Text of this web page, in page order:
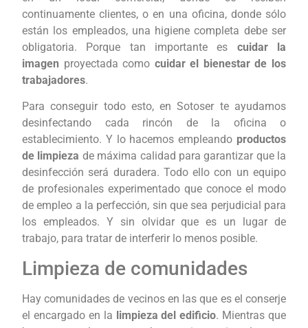
continuamente clientes, o en una oficina, donde sólo
están los empleados, una higiene completa debe ser
obligatoria. Porque tan importante es cuidar la
imagen proyectada como cuidar el bienestar de los
trabajadores.
Para conseguir todo esto, en Sotoser te ayudamos
desinfectando cada rincón de la oficina o
establecimiento. Y lo hacemos empleando productos
de limpieza de máxima calidad para garantizar que la
desinfección será duradera. Todo ello con un equipo
de profesionales experimentado que conoce el modo
de empleo a la perfección, sin que sea perjudicial para
los empleados. Y sin olvidar que es un lugar de
trabajo, para tratar de interferir lo menos posible.
Limpieza de comunidades
Hay comunidades de vecinos en las que es el conserje
el encargado en la limpieza del edificio. Mientras que